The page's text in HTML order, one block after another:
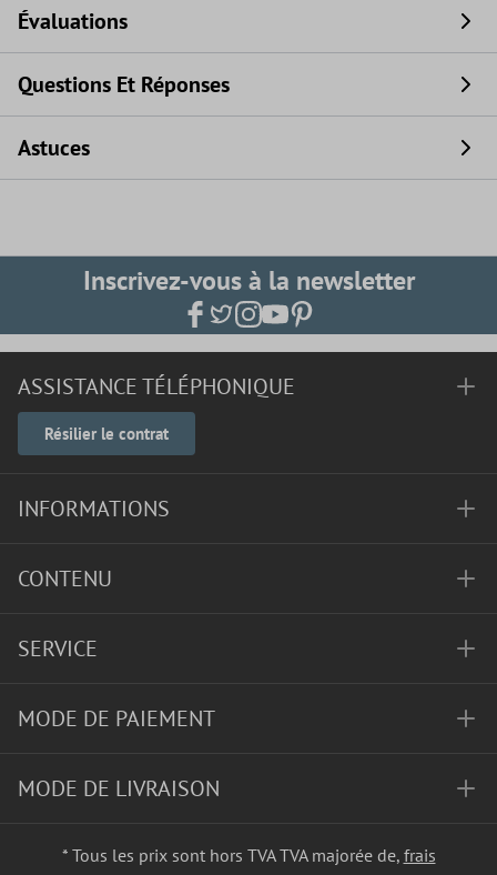
Évaluations
Questions Et Réponses
Astuces
Inscrivez-vous à la newsletter
ASSISTANCE TÉLÉPHONIQUE
Résilier le contrat
INFORMATIONS
CONTENU
SERVICE
MODE DE PAIEMENT
MODE DE LIVRAISON
* Tous les prix sont hors TVA TVA majorée de, frais